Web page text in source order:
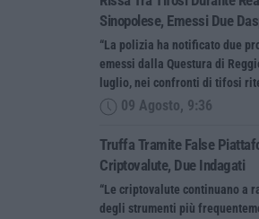
Sinopolese, Emessi Due
“La polizia ha notificato due
emessi dalla Questura di
luglio, nei confronti di tifosi
09 Agosto, 9:36
Truffa Tramite False
Criptovalute, Due Indagati
“Le criptovalute continuano a
degli strumenti più